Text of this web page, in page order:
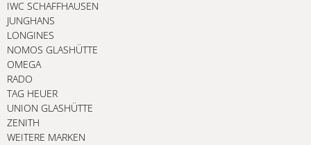
IWC SCHAFFHAUSEN
JUNGHANS
LONGINES
NOMOS GLASHÜTTE
OMEGA
RADO
TAG HEUER
UNION GLASHÜTTE
ZENITH
WEITERE MARKEN